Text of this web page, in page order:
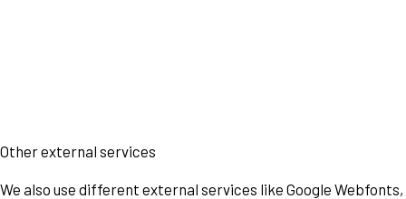
Other external services
We also use different external services like Google Webfonts,